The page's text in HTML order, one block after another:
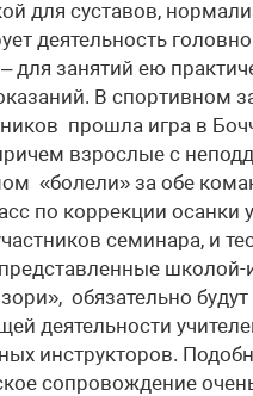
для суставов,
деятельность
для занятий ею
В спортивном
прошла игра в
взрослые с
«болели» за обе
по коррекции осанки
семинара, и
школой-
обязательно
деятельности
инструкторов.
сопровождение